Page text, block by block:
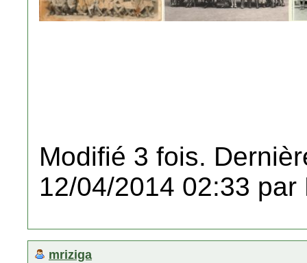
Modifié 3 fois.
12/04/2014 02:33 par
mriziga